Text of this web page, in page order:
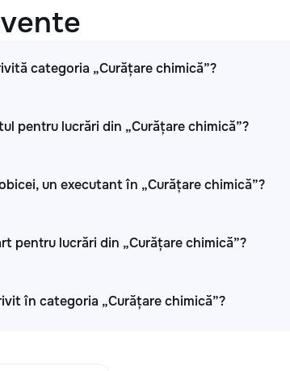
categoria „Curățare chimică”?
pentru lucrări din „Curățare chimică”?
un executant în „Curățare chimică”?
pentru lucrări din „Curățare chimică”?
în categoria „Curățare chimică”?